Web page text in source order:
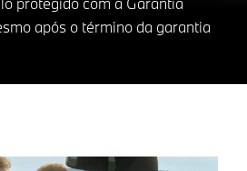
após o término da garantia